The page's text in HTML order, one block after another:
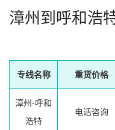
漳州到呼和浩
专线名称 重货价格
漳州-呼和
浩特
电话咨询